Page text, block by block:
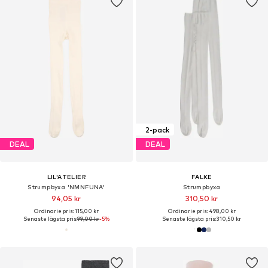
DEAL
LIL'ATELIER
Strumpbyxa 'NMNFUNA'
94,05 kr
Ordinarie pris: 115,00 kr
Senaste lägsta pris:99,00 kr-5%
2-pack
DEAL
FALKE
Strumpbyxa
310,50 kr
Ordinarie pris: 498,00 kr
Senaste lägsta pris:310,50 kr